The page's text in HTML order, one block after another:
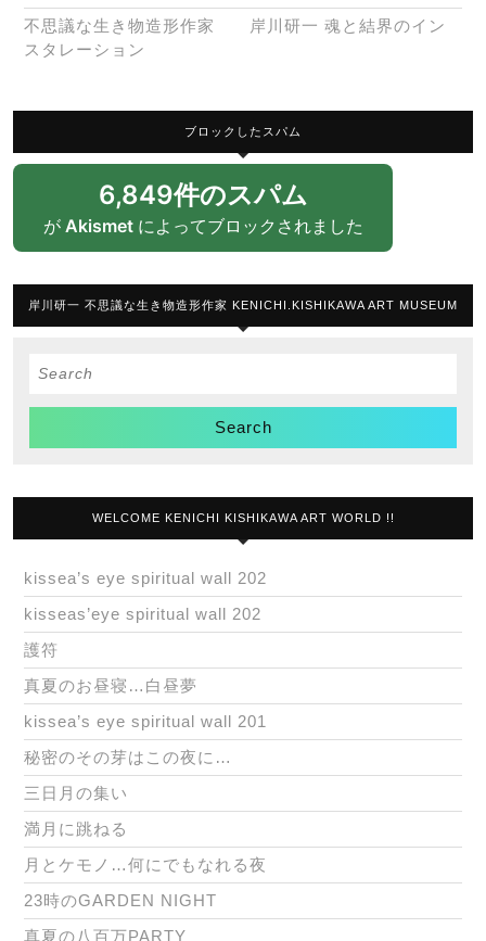
不思議な生き物造形作家 岸川研一 魂と結界のイン
スタレーション
ブロックしたスパム
6,849件のスパム
が Akismetによってブロックされました
岸川研一 不思議な生き物造形作家 KENICHI.KISHIKAWA ART MUSEUM
Search
WELCOME KENICHI KISHIKAWA ART WORLD !!
kissea’s eye spiritual wall 202
kisseas’eye spiritual wall 202
護符
真夏のお昼寝…白昼夢
kissea’s eye spiritual wall 201
秘密のその芽はこの夜に…
三日月の集い
満月に跳ねる
月とケモノ…何にでもなれる夜
23時のGARDEN NIGHT
真夏の八百万PARTY